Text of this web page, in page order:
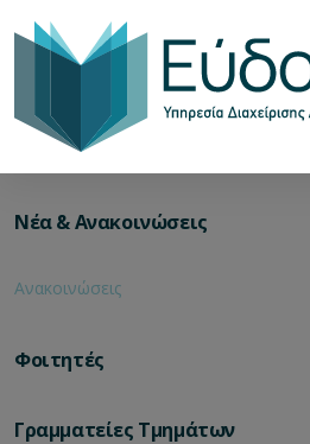
Νέα & Ανακοινώσεις
Ανακοινώσεις
Φοιτητές
Γραμματείες Τμημάτων